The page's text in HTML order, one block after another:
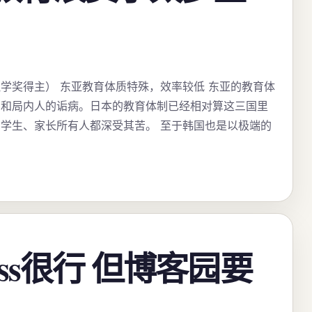
奖得主） 东亚教育体质特殊，效率较低 东亚的教育体
局内人的诟病。日本的教育体制已经相对算这三国里
生、家长所有人都深受其苦。 至于韩国也是以极端的
很行 但博客园要